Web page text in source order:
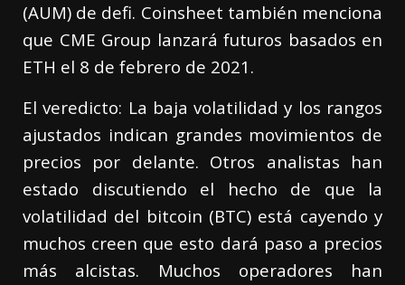
(AUM) de defi. Coinsheet también menciona
que CME Group lanzará futuros basados en
ETH el 8 de febrero de 2021.
El veredicto: La baja volatilidad y los rangos
ajustados indican grandes movimientos de
precios por delante. Otros analistas han
estado discutiendo el hecho de que la
volatilidad del bitcoin (BTC) está cayendo y
muchos creen que esto dará paso a precios
más alcistas. Muchos operadores han